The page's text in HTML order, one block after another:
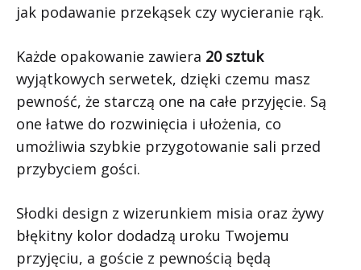
jak podawanie przekąsek czy wycieranie rąk.
Każde opakowanie zawiera 20 sztuk
wyjątkowych serwetek, dzięki czemu masz
pewność, że starczą one na całe przyjęcie. Są
one łatwe do rozwinięcia i ułożenia, co
umożliwia szybkie przygotowanie sali przed
przybyciem gości.
Słodki design z wizerunkiem misia oraz żywy
błękitny kolor dodadzą uroku Twojemu
przyjęciu, a goście z pewnością będą